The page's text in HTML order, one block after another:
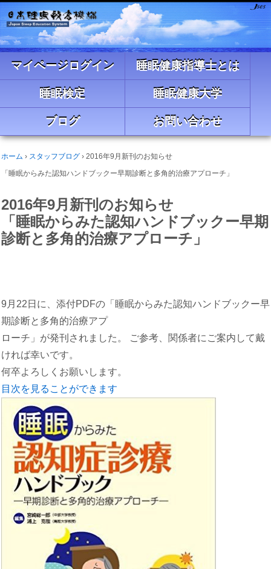
マイページログイン 睡眠健康指導士とは
睡眠検定 睡眠健康大学
ブログ お問い合わせ
ホーム › スタッフブログ › 2016年9月新刊のお知らせ
「睡眠からみた認知ハンドブックー早期診断と多角的治療アプローチ」
2016年9月新刊のお知らせ
「睡眠からみた認知ハンドブックー早期
診断と多角的治療アプローチ」
9月22日に、添付PDFの「睡眠からみた認知ハンドブックー早
期診断と多角的治療アプ
ローチ」が発刊されました。 ご参考、関係者にご案内して戴
ければ幸いです。
何卒よろしくお願いします。
目次を見ることができます